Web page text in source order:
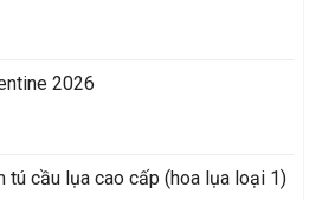
2026
tú cầu lụa cao cấp (hoa lụa loại 1)